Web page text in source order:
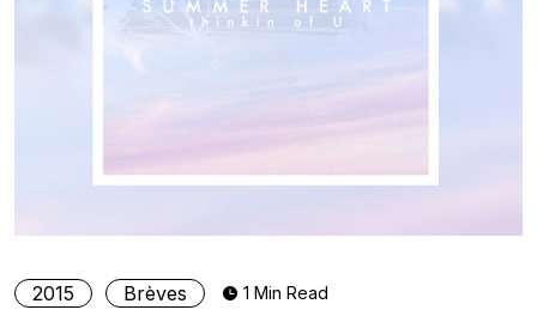
2015 Brèves 1 Min Read